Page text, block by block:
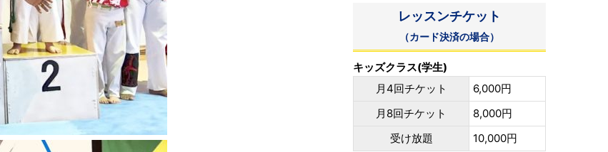
レッスンチケット
（カード決済の場合）
キッズクラス(学生)
月4回チケット
6,000円
月8回チケット
8,000円
受け放題
10,000円